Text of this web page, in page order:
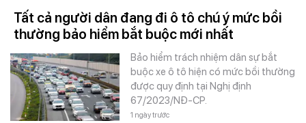
Tất cả người dân đang đi ô tô chú ý mức bồi
thường bảo hiểm bắt buộc mới nhất
Bảo hiểm trách nhiệm dân sự bắt
buộc xe ô tô hiện có mức bồi thường
được quy định tại Nghị định
67/2023/NĐ-CP.
1 ngày trước